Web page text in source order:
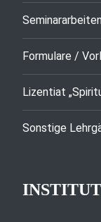
Formulare /
Lizentiat
Sonstige